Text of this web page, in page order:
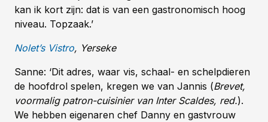
kan ik kort zijn: dat is van een gastronomisch hoog
niveau. Topzaak.’
Nolet’s Vistro, Yerseke
Sanne: ‘Dit adres, waar vis, schaal- en schelpdieren
de hoofdrol spelen, kregen we van Jannis (Brevet,
voormalig patron-cuisinier van Inter Scaldes, red.).
We hebben eigenaren chef Danny en gastvrouw